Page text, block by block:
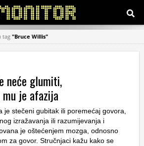
tag "Bruce Willis"
neće glumiti,
je afazija
je stečeni gubitak ili poremećaj govora,
izražavanja ili razumijevanja i
je oštećenjem mozga, odnosno
za govor. Stručnjaci kažu kako se